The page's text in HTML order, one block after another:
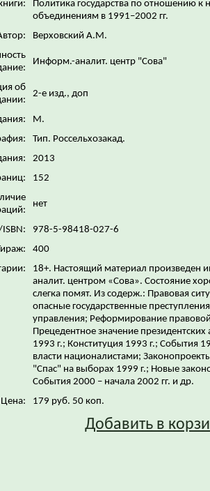
Политика государства по отношению
объединениям в 1991–2002 гг.
Верховский А.М.
Информ.-аналит. центр "Сова"
об
2-е изд., доп
М.
Тип. Россельхозакад.
2013
152
нет
ISBN:
978-5-98418-027-6
400
18+. Настоящий материал произведен
аналит. центром «Сова». Состояние
слегка помят. Из содерж.: Правовая
опасные государственные
управления; Реформирование
Прецедентное значение президентских
1993 г.; Конституция 1993 г.; События
власти националистами;
"Спас" на выборах 1999 г.; Новые
События 2000 – начала 2002 гг. и др.
Цена:
179 руб. 50 коп.
Добавить в